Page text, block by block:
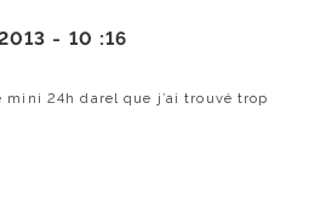
- 10 :16
mini 24h darel que j’ai trouvé trop